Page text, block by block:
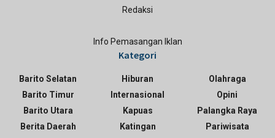
Redaksi
Info Pemasangan Iklan
Kategori
Barito Selatan
Barito Timur
Barito Utara
Berita Daerah
Hiburan
Internasional
Kapuas
Katingan
Olahraga
Opini
Palangka Raya
Pariwisata